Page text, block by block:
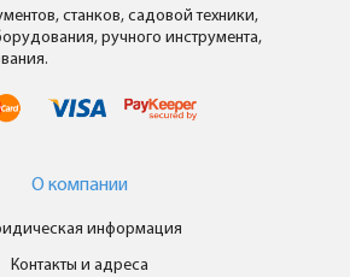
станков, садовой техники,
ручного инструмента,
О компании
информация
Контакты и адреса